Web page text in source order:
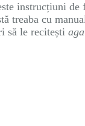
instrucțiuni
treaba cu
să le recitești